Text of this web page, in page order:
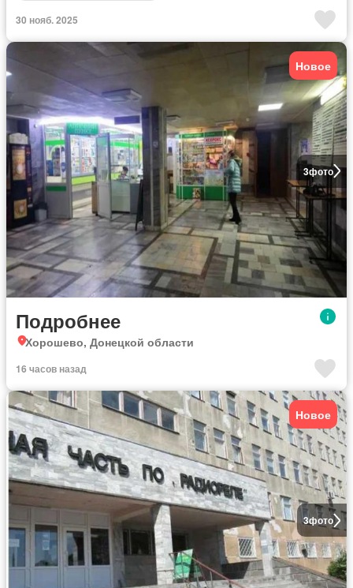
30 нояб. 2025
3фото
Новое
Подробнее
Хорошево, Донецкой области
16 часов назад
3фото
Новое